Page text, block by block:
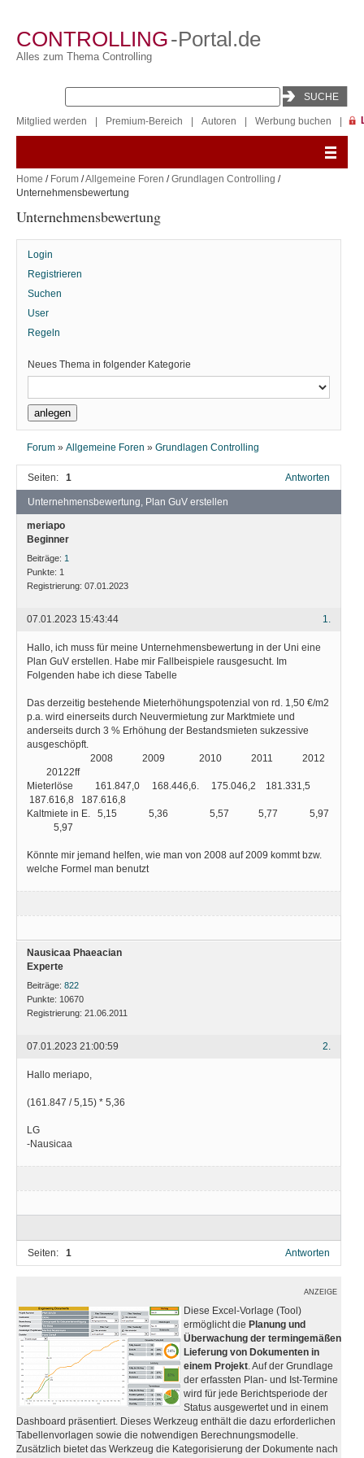
CONTROLLING-Portal.de
Alles zum Thema Controlling
Mitglied werden Premium-Bereich Autoren Werbung buchen
Home / Forum /Allgemeine Foren /Grundlagen Controlling /
Unternehmensbewertung
Unternehmensbewertung
Login
Registrieren
Suchen
User
Regeln
Neues Thema in folgender Kategorie
Forum »Allgemeine Foren »Grundlagen Controlling
Seiten: 1 Antworten
Unternehmensbewertung, Plan GuV erstellen
meriapo
Beginner
Beiträge: 1
Punkte: 1
Registrierung: 07.01.2023
1.
07.01.2023 15:43:44
Hallo, ich muss für meine Unternehmensbewertung in der Uni eine
Plan GuV erstellen. Habe mir Fallbeispiele rausgesucht. Im
Folgenden habe ich diese Tabelle
Das derzeitig bestehende Mieterhöhungspotenzial von rd. 1,50 €/m2
p.a. wird einerseits durch Neuvermietung zur Marktmiete und
anderseits durch 3 % Erhöhung der Bestandsmieten sukzessive
ausgeschöpft.
2008 2009 2010 2011 2012
20122ff
Mieterlöse 161.847,0 168.446,6. 175.046,2 181.331,5
187.616,8 187.616,8
Kaltmiete in E. 5,15 5,36 5,57 5,77 5,97
5,97
Könnte mir jemand helfen, wie man von 2008 auf 2009 kommt bzw.
welche Formel man benutzt
Nausicaa Phaeacian
Experte
Beiträge: 822
Punkte: 10670
Registrierung: 21.06.2011
2.
07.01.2023 21:00:59
Hallo meriapo,
(161.847 / 5,15) * 5,36
LG
-Nausicaa
Seiten: 1 Antworten
ANZEIGE
Diese Excel-Vorlage (Tool)
ermöglicht die Planung und
Überwachung der termingemäßen
Lieferung von Dokumenten in
einem Projekt . Auf der Grundlage
der erfassten Plan- und Ist-Termine
wird für jede Berichtsperiode der
Status ausgewertet und in einem
Dashboard präsentiert. Dieses Werkzeug enthält die dazu erforderlichen
Tabellenvorlagen sowie die notwendigen Berechnungsmodelle.
Zusätzlich bietet das Werkzeug die Kategorisierung der Dokumente nach